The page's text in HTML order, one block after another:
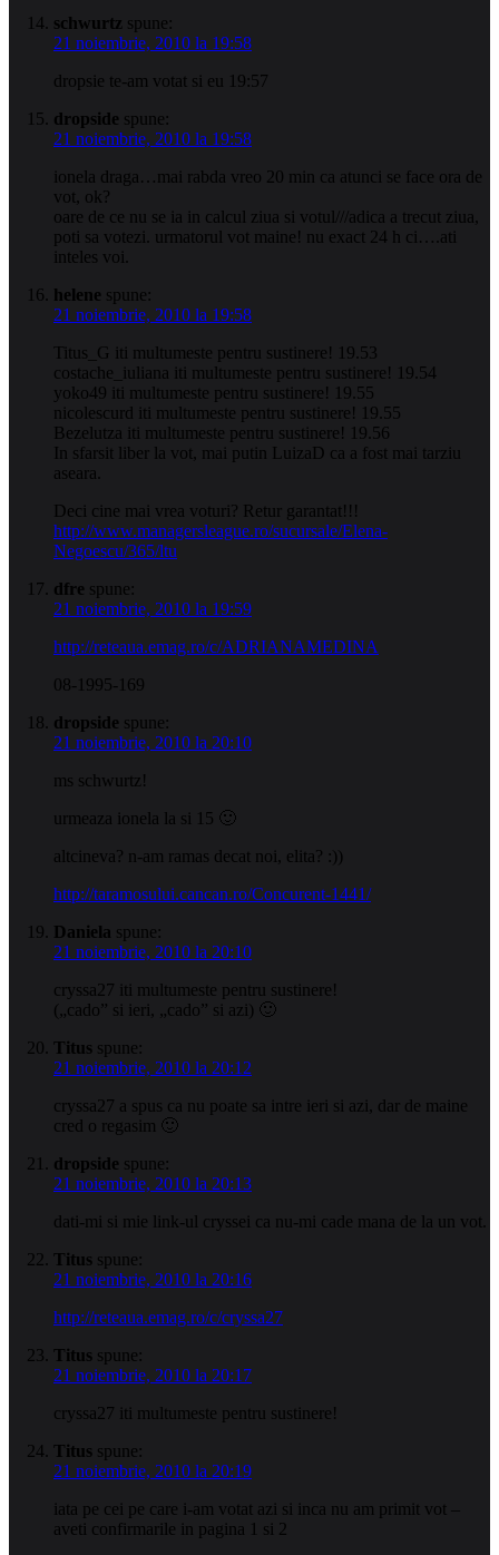
schwurtz spune:
21 noiembrie, 2010 la 19:58
dropsie te-am votat si eu 19:57
dropside spune:
21 noiembrie, 2010 la 19:58
ionela draga…mai rabda vreo 20 min ca atunci se face ora de
vot, ok?
oare de ce nu se ia in calcul ziua si votul///adica a trecut ziua,
poti sa votezi. urmatorul vot maine! nu exact 24 h ci….ati
inteles voi.
helene spune:
21 noiembrie, 2010 la 19:58
Titus_G iti multumeste pentru sustinere! 19.53
costache_iuliana iti multumeste pentru sustinere! 19.54
yoko49 iti multumeste pentru sustinere! 19.55
nicolescurd iti multumeste pentru sustinere! 19.55
Bezelutza iti multumeste pentru sustinere! 19.56
In sfarsit liber la vot, mai putin LuizaD ca a fost mai tarziu
aseara.
Deci cine mai vrea voturi? Retur garantat!!!
http://www.managersleague.ro/sucursale/Elena-
Negoescu/365/ltu
dfre spune:
21 noiembrie, 2010 la 19:59
http://reteaua.emag.ro/c/ADRIANAMEDINA
08-1995-169
dropside spune:
21 noiembrie, 2010 la 20:10
ms schwurtz!
urmeaza ionela la si 15 🙂
altcineva? n-am ramas decat noi, elita? :))
http://taramosului.cancan.ro/Concurent-1441/
Daniela spune:
21 noiembrie, 2010 la 20:10
cryssa27 iti multumeste pentru sustinere!
(„cado” si ieri, „cado” si azi) 🙂
Titus spune:
21 noiembrie, 2010 la 20:12
cryssa27 a spus ca nu poate sa intre ieri si azi, dar de maine
cred o regasim 🙂
dropside spune:
21 noiembrie, 2010 la 20:13
dati-mi si mie link-ul cryssei ca nu-mi cade mana de la un vot.
Titus spune:
21 noiembrie, 2010 la 20:16
http://reteaua.emag.ro/c/cryssa27
Titus spune:
21 noiembrie, 2010 la 20:17
cryssa27 iti multumeste pentru sustinere!
Titus spune:
21 noiembrie, 2010 la 20:19
iata pe cei pe care i-am votat azi si inca nu am primit vot –
aveti confirmarile in pagina 1 si 2